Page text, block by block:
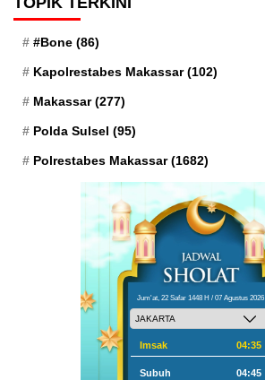
#Bone (86)
Kapolrestabes Makassar(102)
Makassar(277)
Polda Sulsel (95)
Polrestabes Makassar(1682)
Jum'at, 22 Safar 1448 H / 07 Agustus 2026
Imsak 04:35
Subuh 04:45